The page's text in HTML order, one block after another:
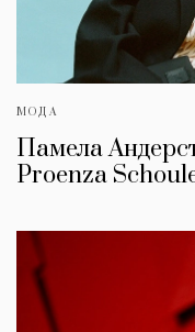
МОДА
Памела
Proenza